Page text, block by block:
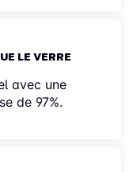
LE VERRE
avec une
de 97%.